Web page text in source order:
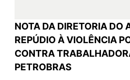
NOTA DA DIRETORIA DO
REPÚDIO À VIOLÊNCIA
CONTRA
PETROBRAS